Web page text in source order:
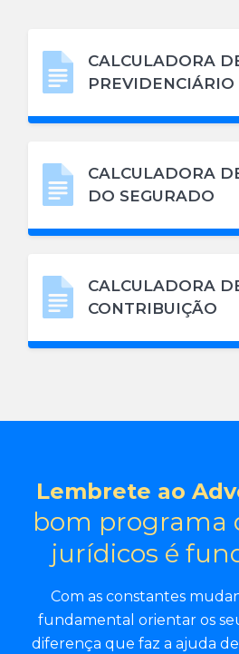
CALCULADORA
PREVIDENCIÁRIO
CALCULADORA
DO SEGURADO
CALCULADORA
CONTRIBUIÇÃO
Lembrete ao
bom programa
jurídicos é
Com as constantes
fundamental orientar os
diferença que faz a ajuda